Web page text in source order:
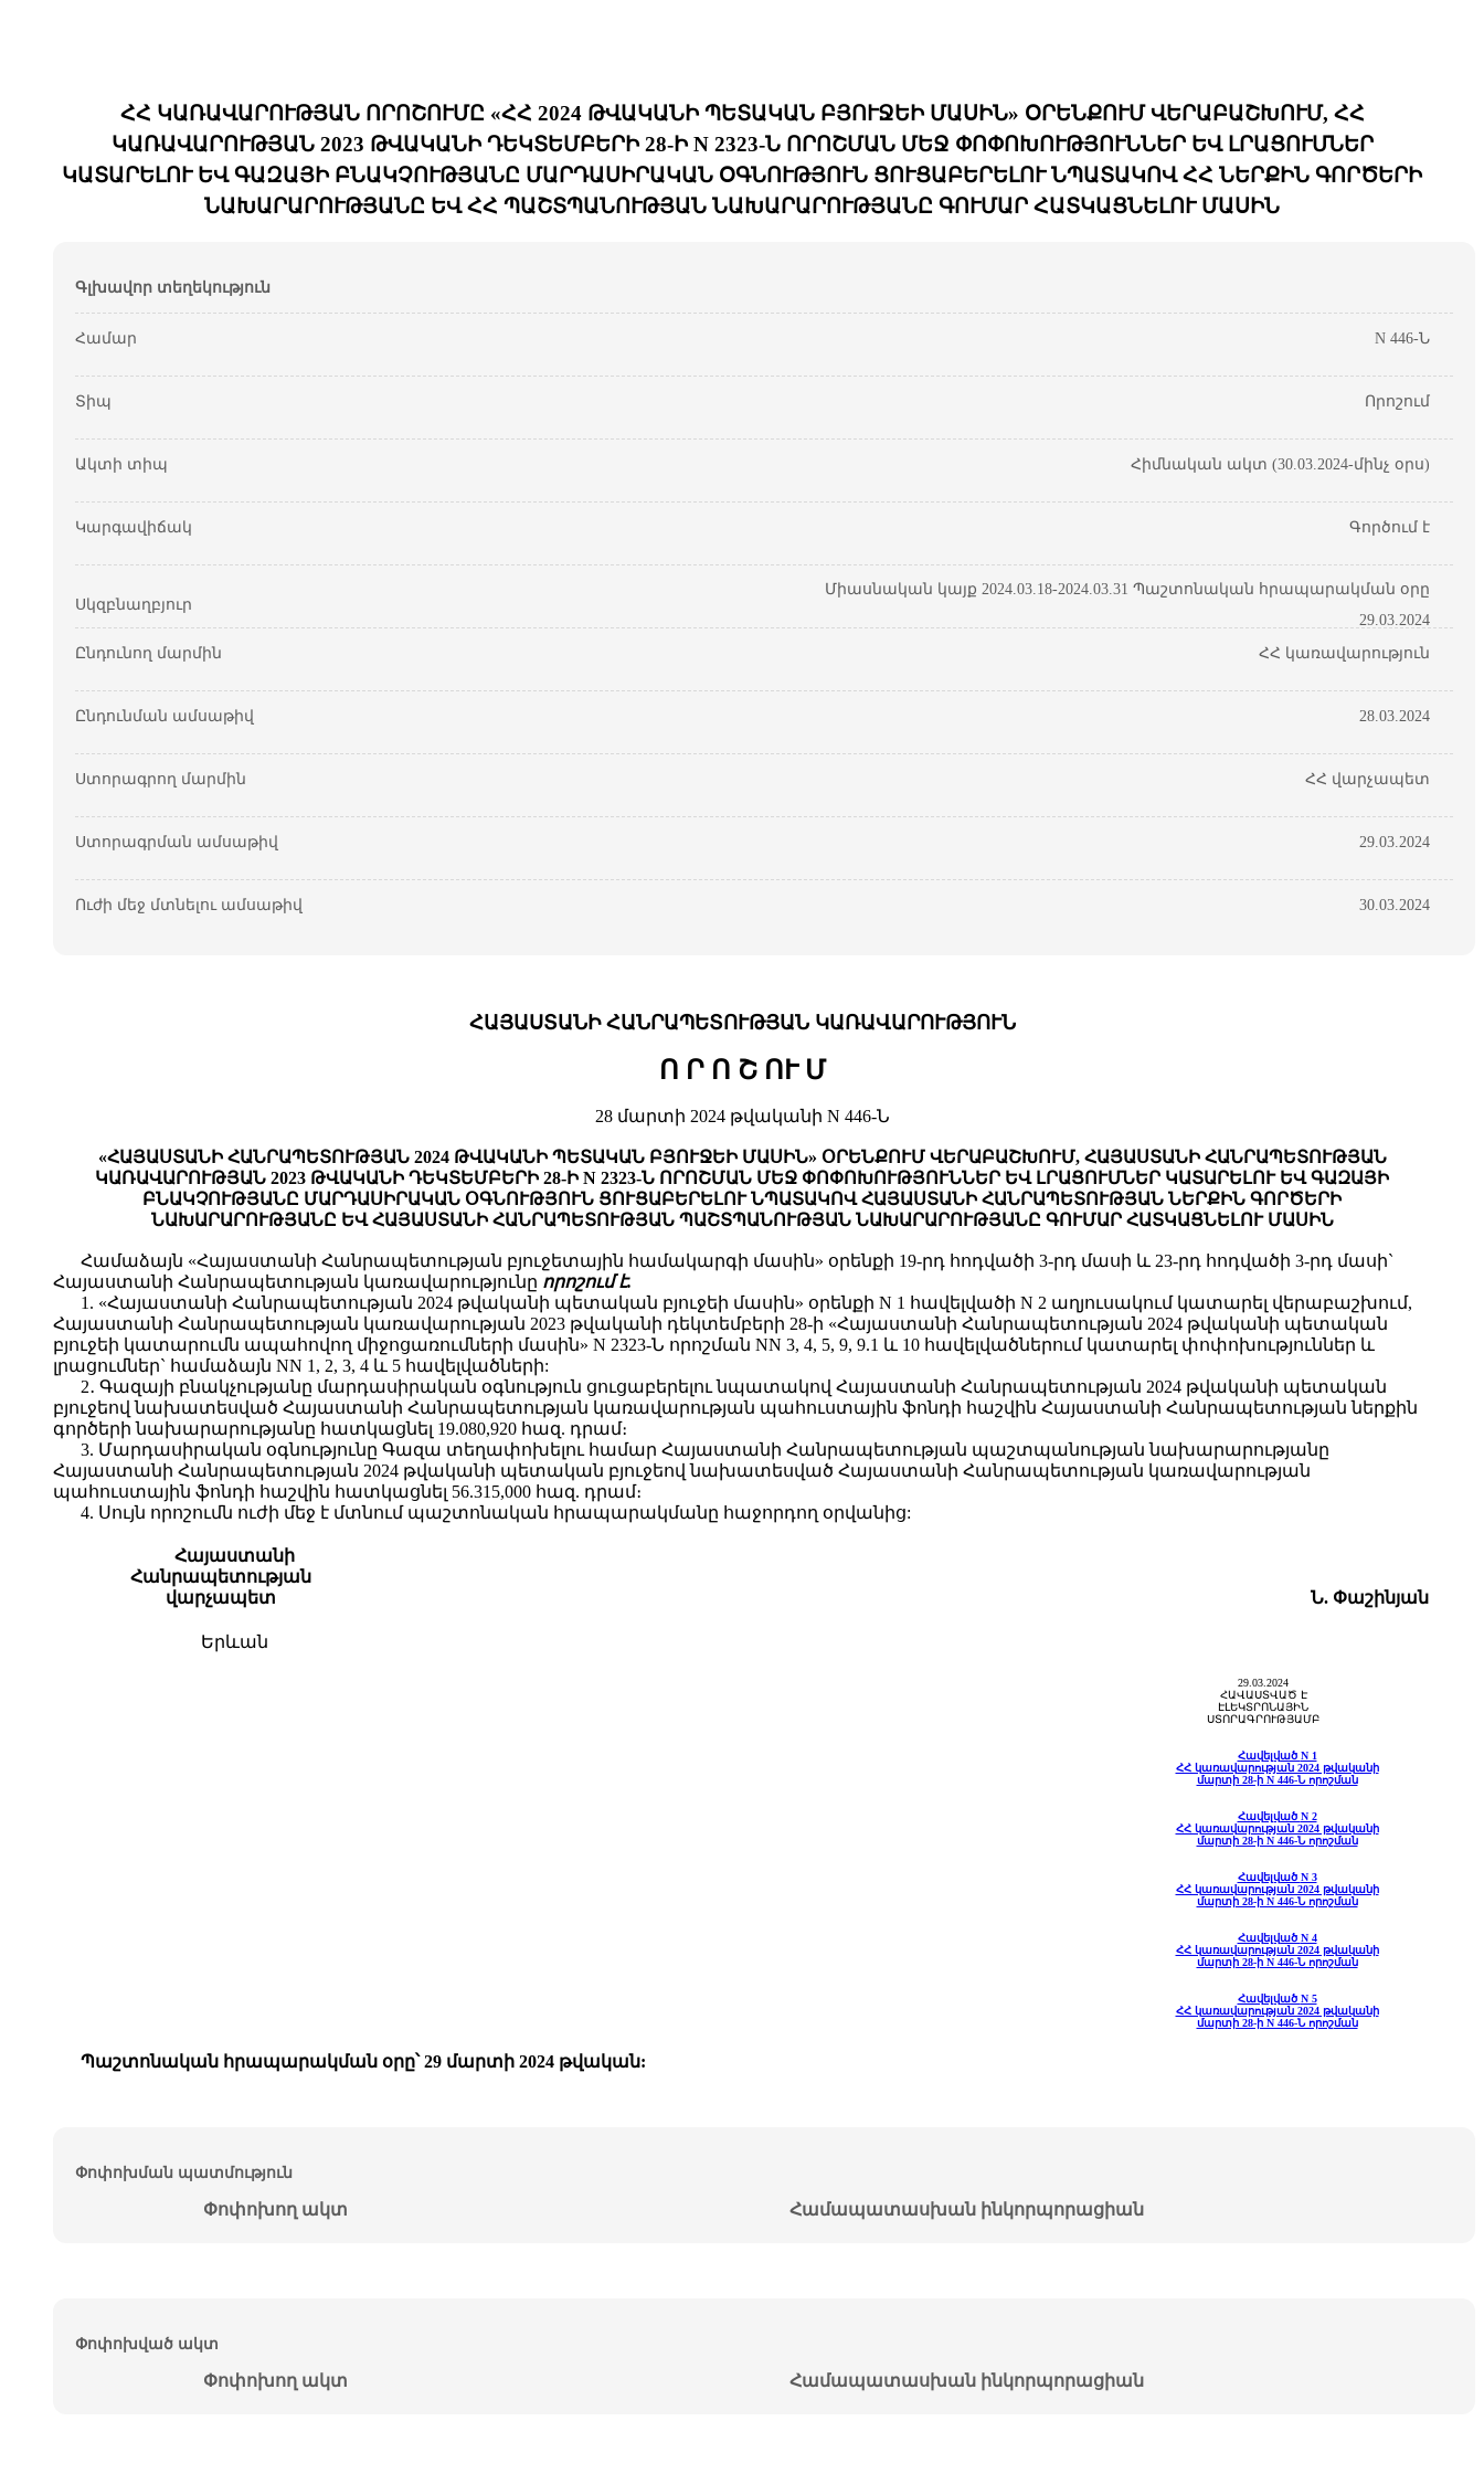
ՀՀ ԿԱՌԱՎԱՐՈՒԹՅԱՆ ՈՐՈՇՈՒՄԸ «ՀՀ 2024 ԹՎԱԿԱՆԻ ՊԵՏԱԿԱՆ ԲՅՈՒՋԵԻ ՄԱՍԻՆ» ՕՐԵՆՔՈՒՄ ՎԵՐԱԲԱՇԽՈՒՄ, ՀՀ
ԿԱՌԱՎԱՐՈՒԹՅԱՆ 2023 ԹՎԱԿԱՆԻ ԴԵԿՏԵՄԲԵՐԻ 28-Ի N 2323-Ն ՈՐՈՇՄԱՆ ՄԵՋ ՓՈՓՈԽՈՒԹՅՈՒՆՆԵՐ ԵՎ ԼՐԱՑՈՒՄՆԵՐ
ԿԱՏԱՐԵԼՈՒ ԵՎ ԳԱԶԱՅԻ ԲՆԱԿՉՈՒԹՅԱՆԸ ՄԱՐԴԱՍԻՐԱԿԱՆ ՕԳՆՈՒԹՅՈՒՆ ՑՈՒՑԱԲԵՐԵԼՈՒ ՆՊԱՏԱԿՈՎ ՀՀ ՆԵՐՔԻՆ ԳՈՐԾԵՐԻ
ՆԱԽԱՐԱՐՈՒԹՅԱՆԸ ԵՎ ՀՀ ՊԱՇՏՊԱՆՈՒԹՅԱՆ ՆԱԽԱՐԱՐՈՒԹՅԱՆԸ ԳՈՒՄԱՐ ՀԱՏԿԱՑՆԵԼՈՒ ՄԱՍԻՆ
Գլխավոր տեղեկություն
Համար N 446-Ն
Տիպ Որոշում
Ակտի տիպ Հիմնական ակտ (30.03.2024-մինչ օրս)
Կարգավիճակ Գործում է
Սկզբնաղբյուր
Միասնական կայք 2024.03.18-2024.03.31 Պաշտոնական հրապարակման օրը
29.03.2024
Ընդունող մարմին
ՀՀ կառավարություն
Ընդունման ամսաթիվ 28.03.2024
Ստորագրող մարմին ՀՀ վարչապետ
Ստորագրման ամսաթիվ 29.03.2024
Ուժի մեջ մտնելու ամսաթիվ 30.03.2024
ՀԱՅԱՍՏԱՆԻ ՀԱՆՐԱՊԵՏՈՒԹՅԱՆ ԿԱՌԱՎԱՐՈՒԹՅՈՒՆ
Ո Ր Ո Շ ՈՒ Մ
28 մարտի 2024 թվականի N 446-Ն
«ՀԱՅԱՍՏԱՆԻ ՀԱՆՐԱՊԵՏՈՒԹՅԱՆ 2024 ԹՎԱԿԱՆԻ ՊԵՏԱԿԱՆ ԲՅՈՒՋԵԻ ՄԱՍԻՆ» ՕՐԵՆՔՈՒՄ ՎԵՐԱԲԱՇԽՈՒՄ, ՀԱՅԱՍՏԱՆԻ ՀԱՆՐԱՊԵՏՈՒԹՅԱՆ
ԿԱՌԱՎԱՐՈՒԹՅԱՆ 2023 ԹՎԱԿԱՆԻ ԴԵԿՏԵՄԲԵՐԻ 28-Ի N 2323-Ն ՈՐՈՇՄԱՆ ՄԵՋ ՓՈՓՈԽՈՒԹՅՈՒՆՆԵՐ ԵՎ ԼՐԱՑՈՒՄՆԵՐ ԿԱՏԱՐԵԼՈՒ ԵՎ ԳԱԶԱՅԻ
ԲՆԱԿՉՈՒԹՅԱՆԸ ՄԱՐԴԱՍԻՐԱԿԱՆ ՕԳՆՈՒԹՅՈՒՆ ՑՈՒՑԱԲԵՐԵԼՈՒ ՆՊԱՏԱԿՈՎ ՀԱՅԱՍՏԱՆԻ ՀԱՆՐԱՊԵՏՈՒԹՅԱՆ ՆԵՐՔԻՆ ԳՈՐԾԵՐԻ
ՆԱԽԱՐԱՐՈՒԹՅԱՆԸ ԵՎ ՀԱՅԱՍՏԱՆԻ ՀԱՆՐԱՊԵՏՈՒԹՅԱՆ ՊԱՇՏՊԱՆՈՒԹՅԱՆ ՆԱԽԱՐԱՐՈՒԹՅԱՆԸ ԳՈՒՄԱՐ ՀԱՏԿԱՑՆԵԼՈՒ ՄԱՍԻՆ
Համաձայն «Հայաստանի Հանրապետության բյուջետային համակարգի մասին» օրենքի 19-րդ հոդվածի 3-րդ մասի և 23-րդ հոդվածի 3-րդ մասի`
Հայաստանի Հանրապետության կառավարությունը որոշում է.
1. «Հայաստանի Հանրապետության 2024 թվականի պետական բյուջեի մասին» օրենքի N 1 հավելվածի N 2 աղյուսակում կատարել վերաբաշխում,
Հայաստանի Հանրապետության կառավարության 2023 թվականի դեկտեմբերի 28-ի «Հայաստանի Հանրապետության 2024 թվականի պետական
բյուջեի կատարումն ապահովող միջոցառումների մասին» N 2323-Ն որոշման NN 3, 4, 5, 9, 9.1 և 10 հավելվածներում կատարել փոփոխություններ և
լրացումներ` համաձայն NN 1, 2, 3, 4 և 5 հավելվածների:
2․ Գազայի բնակչությանը մարդասիրական օգնություն ցուցաբերելու նպատակով Հայաստանի Հանրապետության 2024 թվականի պետական
բյուջեով նախատեսված Հայաստանի Հանրապետության կառավարության պահուստային ֆոնդի հաշվին Հայաստանի Հանրապետության ներքին
գործերի նախարարությանը հատկացնել 19.080,920 հազ. դրամ։
3. Մարդասիրական օգնությունը Գազա տեղափոխելու համար Հայաստանի Հանրապետության պաշտպանության նախարարությանը
Հայաստանի Հանրապետության 2024 թվականի պետական բյուջեով նախատեսված Հայաստանի Հանրապետության կառավարության
պահուստային ֆոնդի հաշվին հատկացնել 56.315,000 հազ. դրամ։
4. Սույն որոշումն ուժի մեջ է մտնում պաշտոնական հրապարակմանը հաջորդող օրվանից:
Հայաստանի
Հանրապետության
վարչապետ
Ն. Փաշինյան
Երևան
29.03.2024
ՀԱՎԱՍՏՎԱԾ Է
ԷԼԵԿՏՐՈՆԱՅԻՆ
ՍՏՈՐԱԳՐՈՒԹՅԱՄԲ
Հավելված N 1
ՀՀ կառավարության 2024 թվականի
մարտի 28-ի N 446-Ն որոշման
Հավելված N 2
ՀՀ կառավարության 2024 թվականի
մարտի 28-ի N 446-Ն որոշման
Հավելված N 3
ՀՀ կառավարության 2024 թվականի
մարտի 28-ի N 446-Ն որոշման
Հավելված N 4
ՀՀ կառավարության 2024 թվականի
մարտի 28-ի N 446-Ն որոշման
Հավելված N 5
ՀՀ կառավարության 2024 թվականի
մարտի 28-ի N 446-Ն որոշման
Պաշտոնական հրապարակման օրը՝ 29 մարտի 2024 թվական:
Փոփոխման պատմություն
Փոփոխող ակտ Համապատասխան ինկորպորացիան
Փոփոխված ակտ
Փոփոխող ակտ Համապատասխան ինկորպորացիան